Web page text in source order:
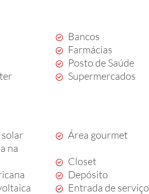
Bancos
Farmácias
Posto de Saúde
Supermercados
Área gourmet
na
Closet
Depósito
Entrada de serviço